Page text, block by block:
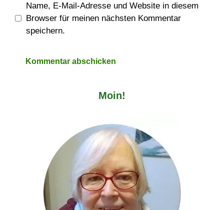
Name, E-Mail-Adresse und Website in diesem
Browser für meinen nächsten Kommentar
speichern.
Moin!